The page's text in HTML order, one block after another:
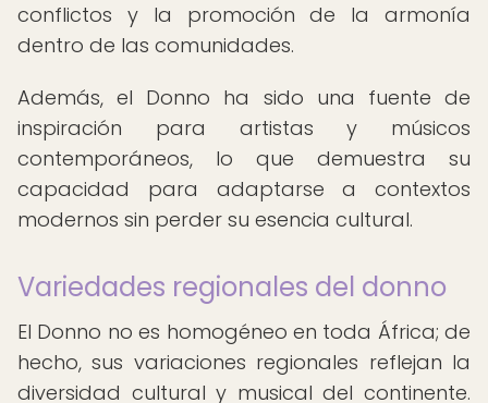
conflictos y la promoción de la armonía
dentro de las comunidades.
Además, el Donno ha sido una fuente de
inspiración para artistas y músicos
contemporáneos, lo que demuestra su
capacidad para adaptarse a contextos
modernos sin perder su esencia cultural.
Variedades regionales del donno
El Donno no es homogéneo en toda África; de
hecho, sus variaciones regionales reflejan la
diversidad cultural y musical del continente.